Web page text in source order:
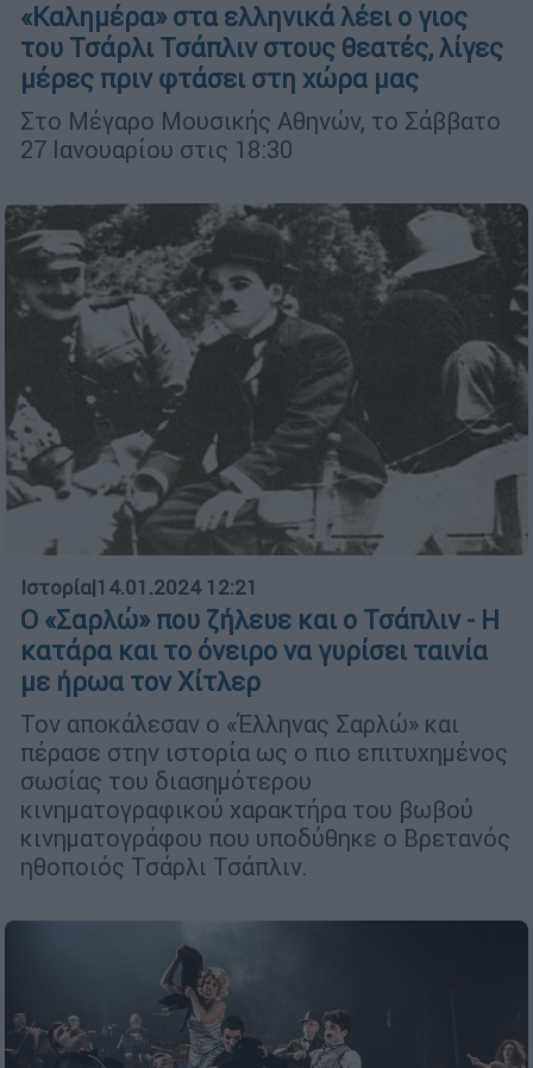
«Καλημέρα» στα ελληνικά λέει ο γιος
του Τσάρλι Τσάπλιν στους θεατές, λίγες
μέρες πριν φτάσει στη χώρα μας
Στο Μέγαρο Μουσικής Αθηνών, το Σάββατο
27 Ιανουαρίου στις 18:30
Ιστορία|14.01.2024 12:21
Ο «Σαρλώ» που ζήλευε και ο Τσάπλιν - Η
κατάρα και το όνειρο να γυρίσει ταινία
με ήρωα τον Χίτλερ
Τον αποκάλεσαν ο «Έλληνας Σαρλώ» και
πέρασε στην ιστορία ως ο πιο επιτυχημένος
σωσίας του διασημότερου
κινηματογραφικού χαρακτήρα του βωβού
κινηματογράφου που υποδύθηκε ο Βρετανός
ηθοποιός Τσάρλι Τσάπλιν.